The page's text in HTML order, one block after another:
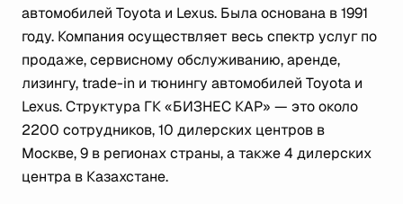
автомобилей Toyota и Lexus. Была основана в 1991
году. Компания осуществляет весь спектр услуг по
продаже, сервисному обслуживанию, аренде,
лизингу, trade-in и тюнингу автомобилей Toyota и
Lexus. Структура ГК «БИЗНЕС КАР» — это около
2200 сотрудников, 10 дилерских центров в
Москве, 9 в регионах страны, а также 4 дилерских
центра в Казахстане.